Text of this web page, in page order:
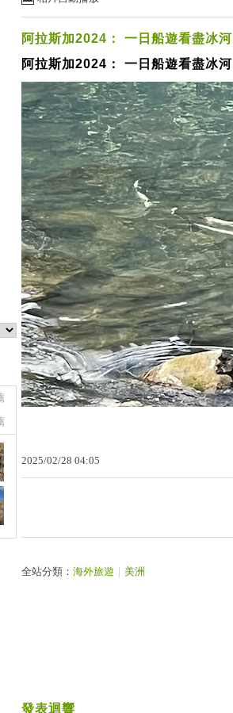
阿拉斯加2024： 一日船遊看盡冰河
阿拉斯加2024： 一日船遊看盡冰河
2025/02/28 04:05
全站分類： 海外旅遊 美洲
發表迴響